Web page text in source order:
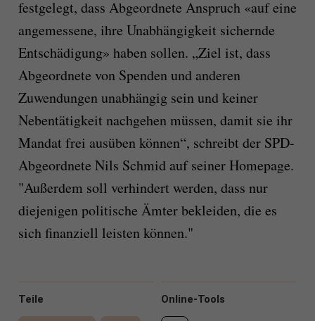
festgelegt, dass Abgeordnete Anspruch «auf eine
angemessene, ihre Unabhängigkeit sichernde
Entschädigung» haben sollen. „Ziel ist, dass
Abgeordnete von Spenden und anderen
Zuwendungen unabhängig sein und keiner
Nebentätigkeit nachgehen müssen, damit sie ihr
Mandat frei ausüben können“, schreibt der SPD-
Abgeordnete Nils Schmid auf seiner Homepage.
"Außerdem soll verhindert werden, dass nur
diejenigen politische Ämter bekleiden, die es
sich finanziell leisten können."
Online-Tools
Teile